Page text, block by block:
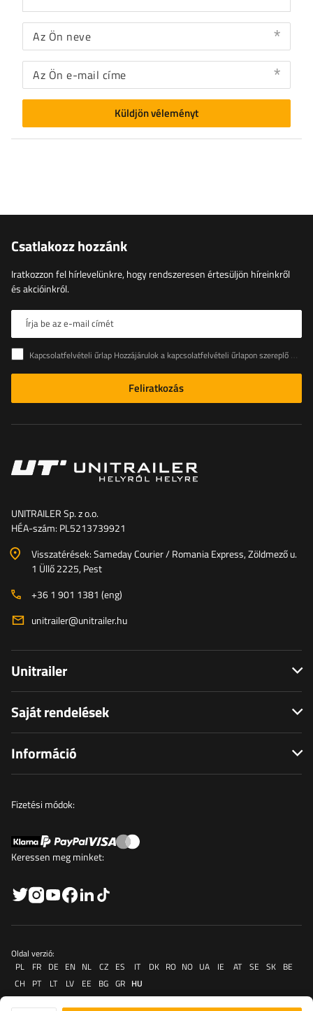
Az Ön neve
Az Ön e-mail címe
Küldjön véleményt
Csatlakozz hozzánk
Iratkozzon fel hírlevelünkre, hogy rendszeresen értesüljön híreinkről
és akcióinkról.
Írja be az e-mail címét
Kapcsolatfelvételi űrlap Hozzájárulok a kapcsolatfelvételi űrlapon szereplő személyes adataimnak az Európai Parlament és a Tanács (EU) rendeletével összhangban történő kezeléséhez
Feliratkozás
UNITRAILER Sp. z o.o.
HÉA-szám: PL5213739921
Visszatérések: Sameday Courier / Romania Express, Zöldmező u.
1 Üllő 2225, Pest
+36 1 901 1381 (eng)
unitrailer@unitrailer.hu
Unitrailer
Saját rendelések
Információ
Fizetési módok:
Keressen meg minket:
Oldal verzió:
PL
FR DE EN NL CZ ES IT DK RO NO UA IE AT SE SK BE
CH
PT LT LV EE BG GR HU